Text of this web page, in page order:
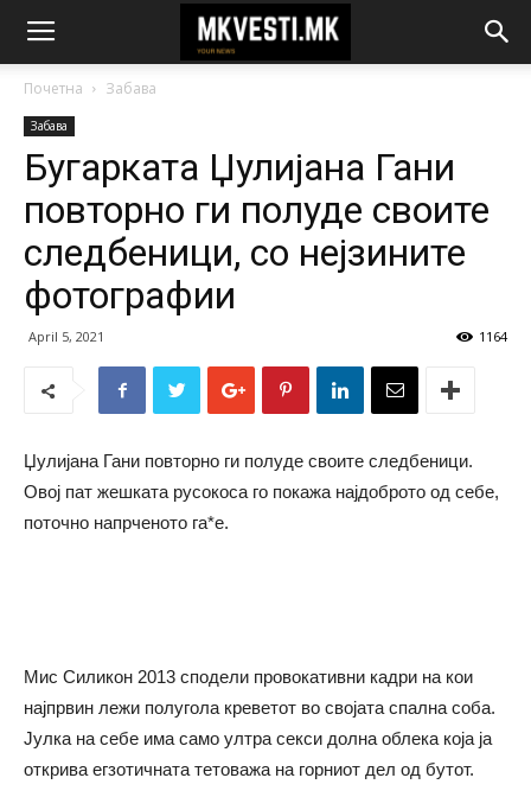
Почетна Забава
Забава
Бугарката Џулијана Гани
повторно ги полуде своите
следбеници, со нејзините
фотографии
April 5, 2021 1164
Џулијана Гани повторно ги полуде своите следбеници.
Овој пат жешката русокоса го покажа најдоброто од себе,
поточно напрченото га*е.
Мис Силикон 2013 сподели провокативни кадри на кои
најпрвин лежи полугола креветот во својата спална соба.
Јулка на себе има само ултра секси долна облека која ја
открива егзотичната тетоважа на горниот дел од бутот.